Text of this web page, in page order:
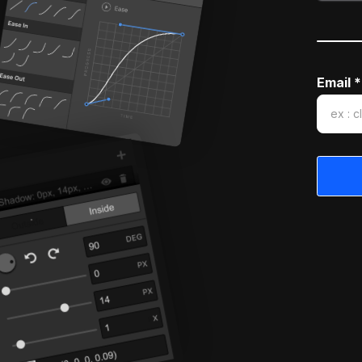
Email *